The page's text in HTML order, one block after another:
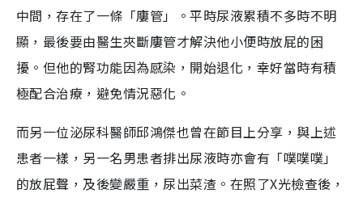
中間，存在了一條「廔管」。平時尿液累積不多時不明
顯，最後要由醫生夾斷廔管才解決他小便時放屁的困
擾。但他的腎功能因為感染，開始退化，幸好當時有積
極配合治療，避免情況惡化。
而另一位泌尿科醫師邱鴻傑也曾在節目上分享，與上述
患者一樣，另一名男患者排出尿液時亦會有「噗噗噗」
的放屁聲，及後變嚴重，尿出菜渣。在照了X光檢查後，